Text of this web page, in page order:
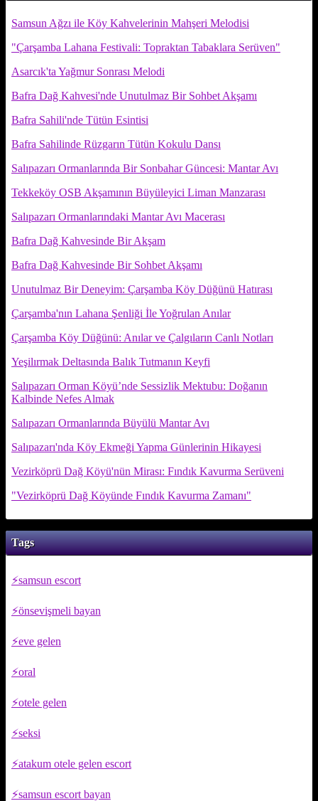
Samsun Ağzı ile Köy Kahvelerinin Mahşeri Melodisi
"Çarşamba Lahana Festivali: Topraktan Tabaklara Serüven"
Asarcık'ta Yağmur Sonrası Melodi
Bafra Dağ Kahvesi'nde Unutulmaz Bir Sohbet Akşamı
Bafra Sahili'nde Tütün Esintisi
Bafra Sahilinde Rüzgarın Tütün Kokulu Dansı
Salıpazarı Ormanlarında Bir Sonbahar Güncesi: Mantar Avı
Tekkeköy OSB Akşamının Büyüleyici Liman Manzarası
Salıpazarı Ormanlarındaki Mantar Avı Macerası
Bafra Dağ Kahvesinde Bir Akşam
Bafra Dağ Kahvesinde Bir Sohbet Akşamı
Unutulmaz Bir Deneyim: Çarşamba Köy Düğünü Hatırası
Çarşamba'nın Lahana Şenliği İle Yoğrulan Anılar
Çarşamba Köy Düğünü: Anılar ve Çalgıların Canlı Notları
Yeşilırmak Deltasında Balık Tutmanın Keyfi
Salıpazarı Orman Köyü’nde Sessizlik Mektubu: Doğanın
Kalbinde Nefes Almak
Salıpazarı Ormanlarında Büyülü Mantar Avı
Salıpazarı'nda Köy Ekmeği Yapma Günlerinin Hikayesi
Vezirköprü Dağ Köyü'nün Mirası: Fındık Kavurma Serüveni
"Vezirköprü Dağ Köyünde Fındık Kavurma Zamanı"
Tags
samsun escort
önsevişmeli bayan
eve gelen
oral
otele gelen
seksi
atakum otele gelen escort
samsun escort bayan